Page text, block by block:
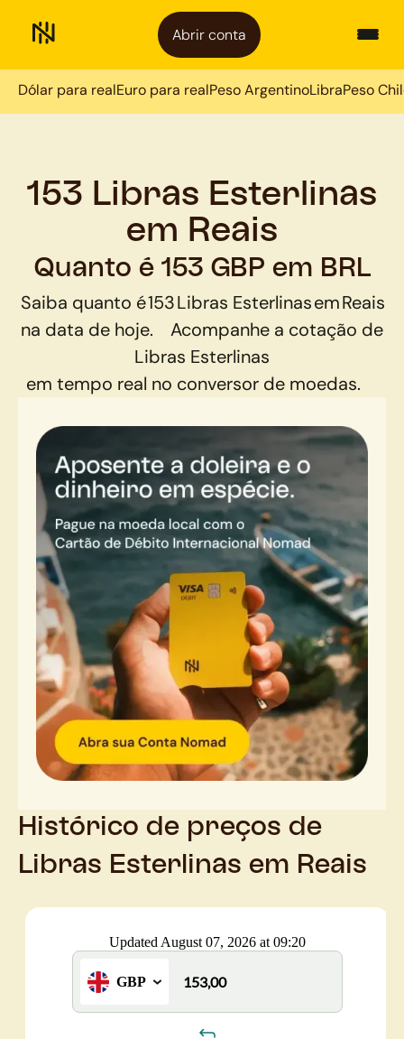
Abrir conta
Dólar para realEuro para realPeso ArgentinoLibraPeso
153 Libras Esterlinas
em Reais
Quanto é 153 GBP em BRL
Saiba quanto é153Libras EsterlinasemReais
na data de hoje.
Acompanhe a cotação de
Libras Esterlinas
em tempo real no conversor de moedas.
Histórico de preços de
Libras Esterlinas em Reais